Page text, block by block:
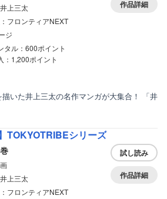
上三太
フロンティアNEXT
ジ
タル：600ポイント
：1,200ポイント
作品詳細
いた井上三太の名作マンガが大集合！ 「井
TOKYOTRIBEシリーズ
上三太
フロンティアNEXT
試し読み
作品詳細